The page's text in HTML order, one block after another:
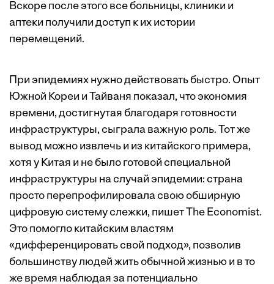
Вскоре после этого все больницы, клиники и
аптеки получили доступ к их истории
перемещений.
При эпидемиях нужно действовать быстро. Опыт
Южной Кореи и Тайваня показал, что экономия
времени, достигнутая благодаря готовности
инфраструктуры, сыграла важную роль. Тот же
вывод можно извлечь и из китайского примера,
хотя у Китая и не было готовой специальной
инфраструктуры на случай эпидемии: страна
просто перепрофилировала свою обширную
цифровую систему слежки, пишет The Economist.
Это помогло китайским властям
«дифференцировать свой подход», позволив
большинству людей жить обычной жизнью и в то
же время наблюдая за потенциально